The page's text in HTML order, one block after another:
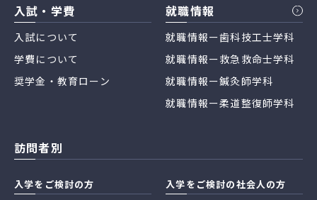
入試・学費
入試について
学費について
奨学金・教育ローン
就職情報
就職情報ー歯科技工士学科
就職情報ー救急救命士学科
就職情報ー鍼灸師学科
就職情報ー柔道整復師学科
訪問者別
入学をご検討の方 入学をご検討の社会人の方